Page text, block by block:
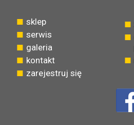
sklep
serwis
galeria
kontakt
zarejestruj się